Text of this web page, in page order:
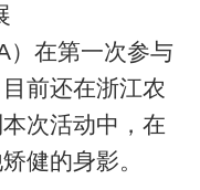
）在第一次参与
前还在浙江农
次活动中，在
健的身影。